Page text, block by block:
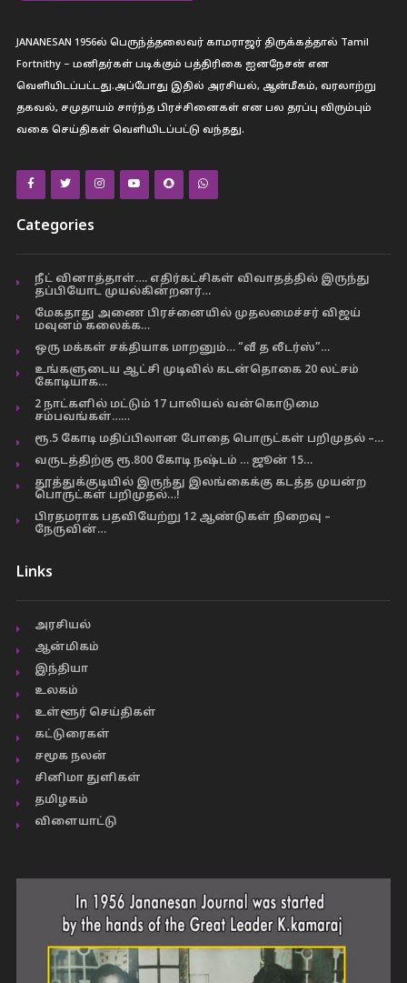
JANANESAN 1956ல் பெருந்த்தலைவர் காமராஜர் திருக்கத்தால் Tamil
Fortnithy – மனிதர்கள் படிக்கும் பத்திரிகை ஐனநேசன் என
வெளியிடப்பட்டது.அப்போது இதில் அரசியல், ஆன்மீகம், வரலாற்று
தகவல், சமுதாயம் சார்ந்த பிரச்சினைகள் என பல தரப்பு விரும்பும்
வகை செய்திகள் வெளியிடப்பட்டு வந்தது.
Categories
நீட் வினாத்தாள்…. எதிர்கட்சிகள் விவாதத்தில் இருந்து
தப்பியோட முயல்கின்றனர்…
மேகதாது அணை பிரச்னையில் முதலமைச்சர் விஜய்
மவுனம் கலைக்க…
ஒரு மக்கள் சக்தியாக மாறனும்… “வீ த லீடர்ஸ்”…
உங்களுடைய ஆட்சி முடிவில் கடன்தொகை 20 லட்சம்
கோடியாக…
2 நாட்களில் மட்டும் 17 பாலியல் வன்கொடுமை
சம்பவங்கள்……
ரூ.5 கோடி மதிப்பிலான போதை பொருட்கள் பறிமுதல் –…
வருடத்திற்கு ரூ.800 கோடி நஷ்டம் … ஜூன் 15…
தூத்துக்குடியில் இருந்து இலங்கைக்கு கடத்த முயன்ற
பொருட்கள் பறிமுதல்…!
பிரதமராக பதவியேற்று 12 ஆண்டுகள் நிறைவு –
நேருவின்…
Links
அரசியல்
ஆன்மிகம்
இந்தியா
உலகம்
உள்ளூர் செய்திகள்
கட்டுரைகள்
சமூக நலன்
சினிமா துளிகள்
தமிழகம்
விளையாட்டு